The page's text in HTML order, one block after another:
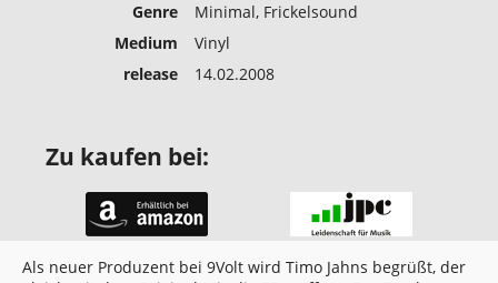
Genre
Minimal, Frickelsound
Medium
Vinyl
release
14.02.2008
Zu kaufen bei:
Als neuer Produzent bei 9Volt wird Timo Jahns begrüßt, der